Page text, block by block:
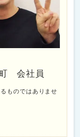
会社員
ものではありませ